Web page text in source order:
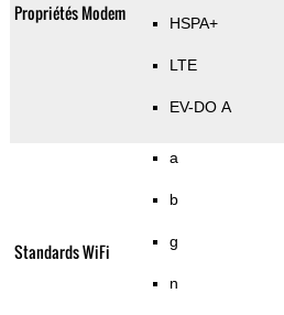
Propriétés Modem HSPA+
LTE
EV-DO A
Standards WiFi
a
b
g
n